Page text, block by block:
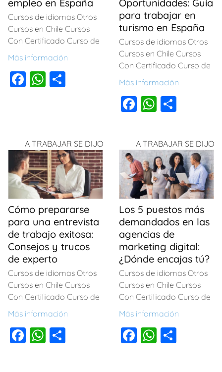
empleo en España
Cursos de idiomas Otros
Cursos en Chile Cursos
Con Certificado Curso de
Más información
F
b
o
o
k
W
A
p
p
ar
tir
Oportunidades: Guía
para trabajar en
turismo en España
Cursos de idiomas Otros
Cursos en Chile Cursos
Con Certificado Curso de
Más información
F
c
e
b
o
o
k
W
at
s
A
p
p
m
p
ar
tir
A TRABAJAR SE DIJO
Cómo prepararse
para una entrevista
de trabajo exitosa:
Consejos y trucos
de experto
Cursos de idiomas Otros
Cursos en Chile Cursos
Con Certificado Curso de
Más información
F
W
A TRABAJAR SE DIJO
Los 5 puestos más
demandados en las
agencias de
marketing digital:
¿Dónde encajas tú?
Cursos de idiomas Otros
Cursos en Chile Cursos
Con Certificado Curso de
Más información
F
W